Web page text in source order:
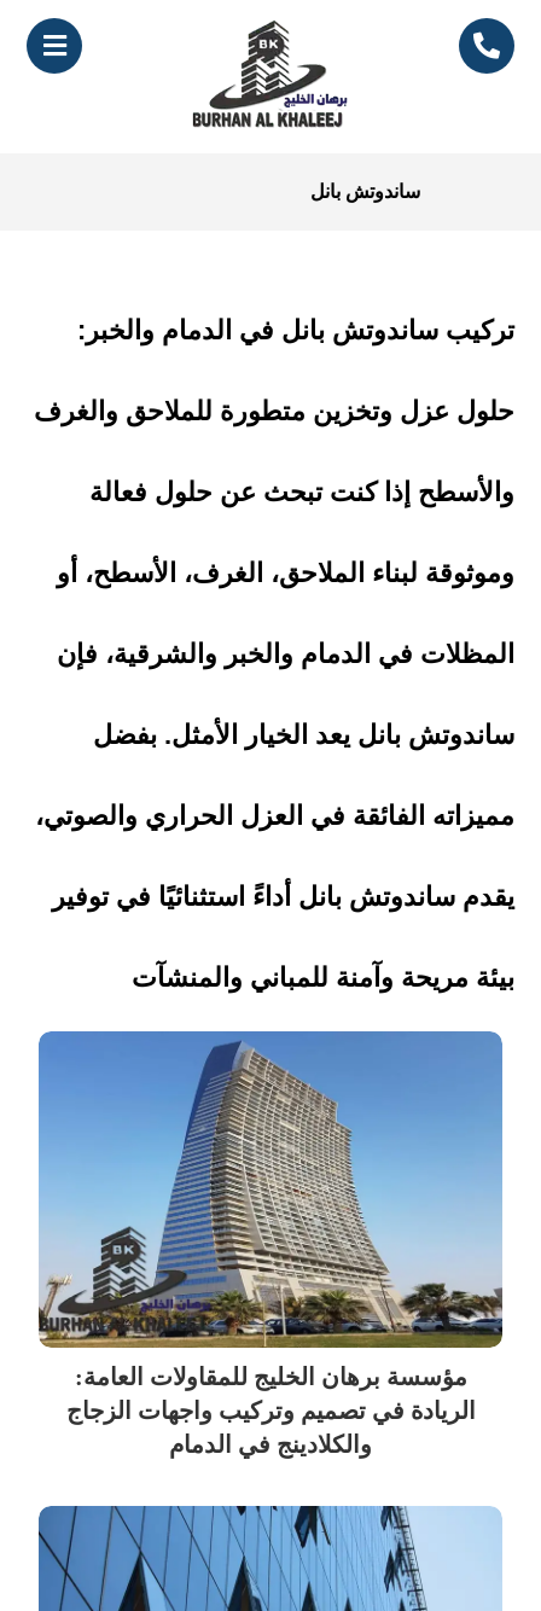
ساندوتش بانل
تركيب ساندوتش بانل في الدمام والخبر:
حلول عزل وتخزين متطورة للملاحق والغرف
والأسطح إذا كنت تبحث عن حلول فعالة
وموثوقة لبناء الملاحق، الغرف، الأسطح، أو
المظلات في الدمام والخبر والشرقية، فإن
ساندوتش بانل يعد الخيار الأمثل. بفضل
مميزاته الفائقة في العزل الحراري والصوتي،
يقدم ساندوتش بانل أداءً استثنائيًا في توفير
بيئة مريحة وآمنة للمباني والمنشآت
مؤسسة برهان الخليج للمقاولات العامة:
الريادة في تصميم وتركيب واجهات الزجاج
والكلادينج في الدمام